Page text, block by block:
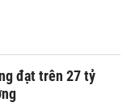
đạt trên 27 tỷ